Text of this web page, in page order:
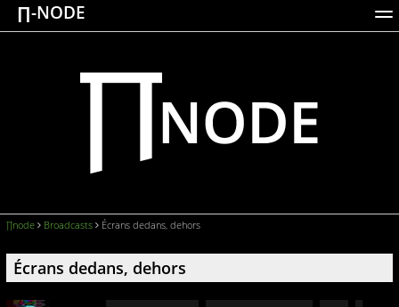
∏-NODE
ACTIONS WORKS DOCUMENTATION
BROADCASTS
∏node Broadcasts Écrans dedans, dehors
Écrans dedans, dehors